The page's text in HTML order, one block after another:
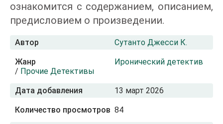
ознакомится с содержанием, описанием,
предисловием о произведении.
Автор Сутанто Джесси К.
Жанр
Иронический детектив
/ Прочие Детективы
Дата добавления 13 март 2026
Количество просмотров 84